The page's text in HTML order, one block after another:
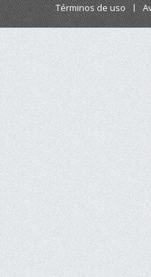
Términos de uso